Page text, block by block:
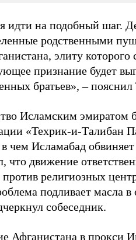
идти на подобный шаг.
родственными
элиту которого
признание будет
братьев», –
Исламским эмиратом
«Техрик-и-Талибан
чем Исламабад
что движение
против религиозных
подливает масла
собеседник.
Афганистана в прокси